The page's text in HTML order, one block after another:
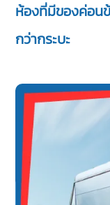
ห้องที่มีของค่อน
กว่ากระบะ